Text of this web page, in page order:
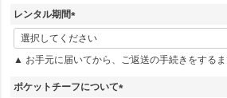
レンタル期間
(
必
須
▲ お手元に届いてから、ご返送の手続きをするま
ポケットチーフについて